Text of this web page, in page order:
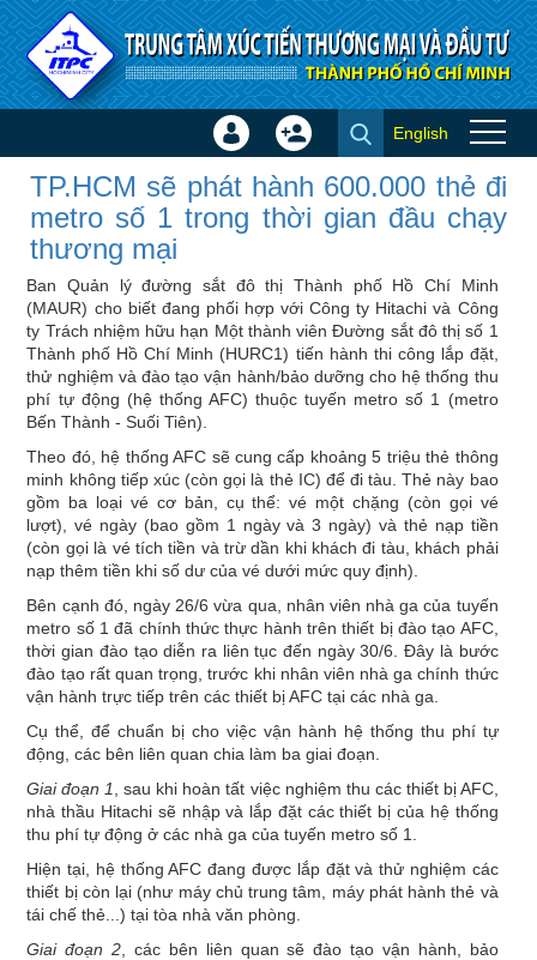
Truy cập nội dung luôn
TP.HCM sẽ phát hành 600.000
thẻ đi metro số 1 trong thời
gian đầu chạy thương mại - Tin
trong nước
Đăng
Tạo
khoản
English
×
TP.HCM sẽ phát hành 600.000 thẻ đi
metro số 1 trong thời gian đầu chạy
thương mại
Ban Quản lý đường sắt đô thị Thành phố Hồ Chí Minh
(MAUR) cho biết đang phối hợp với Công ty Hitachi và Công
ty Trách nhiệm hữu hạn Một thành viên Đường sắt đô thị số 1
Thành phố Hồ Chí Minh (HURC1) tiến hành thi công lắp đặt,
thử nghiệm và đào tạo vận hành/bảo dưỡng cho hệ thống thu
phí tự động (hệ thống AFC) thuộc tuyến metro số 1 (metro
Bến Thành - Suối Tiên).
Theo đó, hệ thống AFC sẽ cung cấp khoảng 5 triệu thẻ thông
minh không tiếp xúc (còn gọi là thẻ IC) để đi tàu. Thẻ này bao
gồm ba loại vé cơ bản, cụ thể: vé một chặng (còn gọi vé
lượt), vé ngày (bao gồm 1 ngày và 3 ngày) và thẻ nạp tiền
(còn gọi là vé tích tiền và trừ dần khi khách đi tàu, khách phải
nạp thêm tiền khi số dư của vé dưới mức quy định).
Bên cạnh đó, ngày 26/6 vừa qua, nhân viên nhà ga của tuyến
metro số 1 đã chính thức thực hành trên thiết bị đào tạo AFC,
thời gian đào tạo diễn ra liên tục đến ngày 30/6. Đây là bước
đào tạo rất quan trọng, trước khi nhân viên nhà ga chính thức
vận hành trực tiếp trên các thiết bị AFC tại các nhà ga.
Cụ thể, để chuẩn bị cho việc vận hành hệ thống thu phí tự
động, các bên liên quan chia làm ba giai đoạn.
Giai đoạn 1
, sau khi hoàn tất việc nghiệm thu các thiết bị AFC,
nhà thầu Hitachi sẽ nhập và lắp đặt các thiết bị của hệ thống
thu phí tự động ở các nhà ga của tuyến metro số 1.
Hiện tại, hệ thống AFC đang được lắp đặt và thử nghiệm các
thiết bị còn lại (như máy chủ trung tâm, máy phát hành thẻ và
tái chế thẻ...) tại tòa nhà văn phòng.
Giai đoạn 2 , các bên liên quan sẽ đào tạo vận hành, bảo